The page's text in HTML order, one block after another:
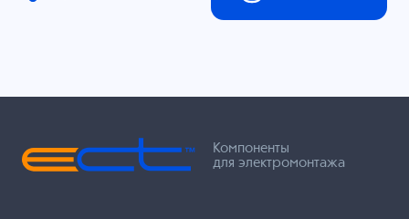
Компоненты
для электромонтажа